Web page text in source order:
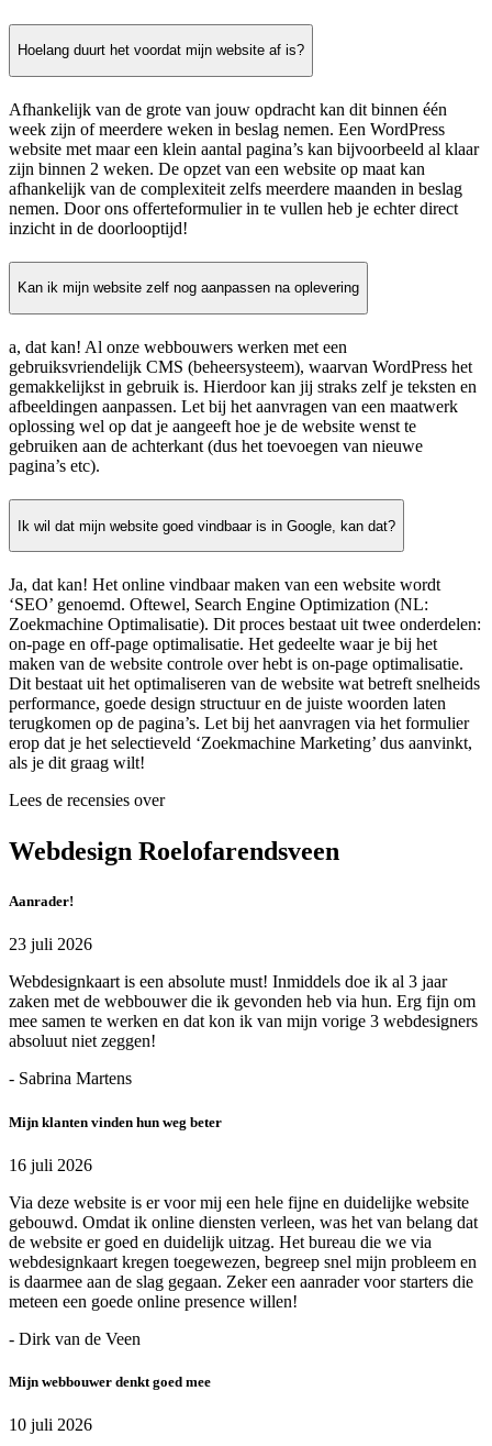
Hoelang duurt het voordat mijn website af is?
Afhankelijk van de grote van jouw opdracht kan dit binnen één
week zijn of meerdere weken in beslag nemen. Een WordPress
website met maar een klein aantal pagina’s kan bijvoorbeeld al klaar
zijn binnen 2 weken. De opzet van een website op maat kan
afhankelijk van de complexiteit zelfs meerdere maanden in beslag
nemen. Door ons offerteformulier in te vullen heb je echter direct
inzicht in de doorlooptijd!
Kan ik mijn website zelf nog aanpassen na oplevering
a, dat kan! Al onze webbouwers werken met een
gebruiksvriendelijk CMS (beheersysteem), waarvan WordPress het
gemakkelijkst in gebruik is. Hierdoor kan jij straks zelf je teksten en
afbeeldingen aanpassen. Let bij het aanvragen van een maatwerk
oplossing wel op dat je aangeeft hoe je de website wenst te
gebruiken aan de achterkant (dus het toevoegen van nieuwe
pagina’s etc).
Ik wil dat mijn website goed vindbaar is in Google, kan dat?
Ja, dat kan! Het online vindbaar maken van een website wordt
‘SEO’ genoemd. Oftewel, Search Engine Optimization (NL:
Zoekmachine Optimalisatie). Dit proces bestaat uit twee onderdelen:
on-page en off-page optimalisatie. Het gedeelte waar je bij het
maken van de website controle over hebt is on-page optimalisatie.
Dit bestaat uit het optimaliseren van de website wat betreft snelheids
performance, goede design structuur en de juiste woorden laten
terugkomen op de pagina’s. Let bij het aanvragen via het formulier
erop dat je het selectieveld ‘Zoekmachine Marketing’ dus aanvinkt,
als je dit graag wilt!
Lees de recensies over
Webdesign Roelofarendsveen
Aanrader!
23 juli 2026
Webdesignkaart is een absolute must! Inmiddels doe ik al 3 jaar
zaken met de webbouwer die ik gevonden heb via hun. Erg fijn om
mee samen te werken en dat kon ik van mijn vorige 3 webdesigners
absoluut niet zeggen!
- Sabrina Martens
Mijn klanten vinden hun weg beter
16 juli 2026
Via deze website is er voor mij een hele fijne en duidelijke website
gebouwd. Omdat ik online diensten verleen, was het van belang dat
de website er goed en duidelijk uitzag. Het bureau die we via
webdesignkaart kregen toegewezen, begreep snel mijn probleem en
is daarmee aan de slag gegaan. Zeker een aanrader voor starters die
meteen een goede online presence willen!
- Dirk van de Veen
Mijn webbouwer denkt goed mee
10 juli 2026